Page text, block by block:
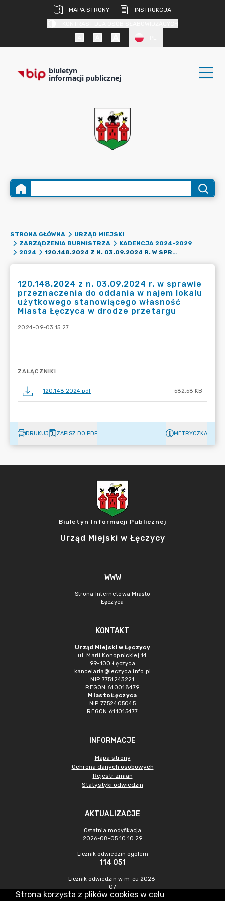
MAPA STRONY
INSTRUKCJA
biuletyn
informacji publicznej
STRONA GŁÓWNA
URZĄD MIEJSKI
ZARZĄDZENIA BURMISTRZA
KADENCJA 2024-2029
2024
120.148.2024 Z N. 03.09.2024 R. W SPRAWIE PRZEZNACZENIA DO ODDANIA W NAJEM LOKALU UŻYTKOWEGO STANOWIĄCEGO WŁASNOŚĆ MIASTA ŁĘCZYCA W DRODZE PRZETARGU
120.148.2024 z n. 03.09.2024 r. w sprawie
przeznaczenia do oddania w najem lokalu
użytkowego stanowiącego własność
Miasta Łęczyca w drodze przetargu
2024-09-03 15:27
ZAŁĄCZNIKI
120.148.2024.pdf 582.58 KB
DRUKUJ ZAPISZ DO PDF METRYCZKA
Biuletyn Informacji Publicznej
Urząd Miejski w Łęczycy
WWW
Strona Internetowa Miasto
Łęczyca
KONTAKT
Urząd Miejski w Łęczycy
ul. Marii Konopnickiej 14
99-100 Łęczyca
kancelaria@leczyca.info.pl
NIP 7751243221
REGON 610018479
Miasto Łęczyca
NIP 7752405045
REGON 611015477
INFORMACJE
Mapa strony
Ochrona danych osobowych
Rejestr zmian
Statystyki odwiedzin
AKTUALIZACJE
Ostatnia modyfikacja
2026-08-05 10:10:29
Licznik odwiedzin ogółem
114 051
Licznik odwiedzin w m-cu 2026-
07
570
Strona korzysta z plików cookies w celu